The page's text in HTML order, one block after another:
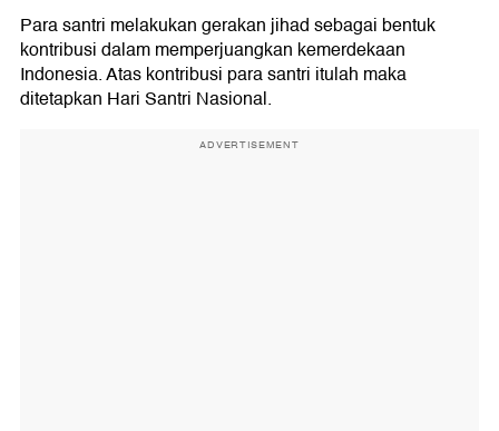
Para santri melakukan gerakan jihad sebagai bentuk
kontribusi dalam memperjuangkan kemerdekaan
Indonesia. Atas kontribusi para santri itulah maka
ditetapkan Hari Santri Nasional.
ADVERTISEMENT